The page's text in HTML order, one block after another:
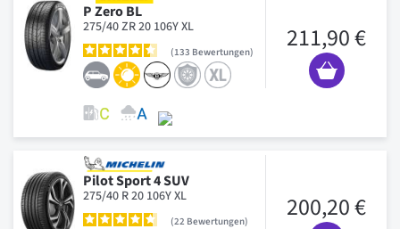
P Zero BL
275/40 ZR 20 106Y XL
133 Bewertungen 211,90 €
Pilot Sport 4 SUV
275/40 R 20 106Y XL
22 Bewertungen 200,20 €